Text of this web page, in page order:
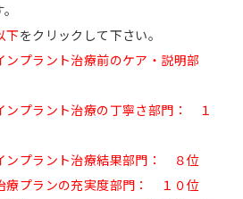
下をクリックして下さい。
プラント治療前のケア・説明部
プラント治療の丁寧さ部門： １
プラント治療結果部門： ８位
プランの充実度部門： １０位